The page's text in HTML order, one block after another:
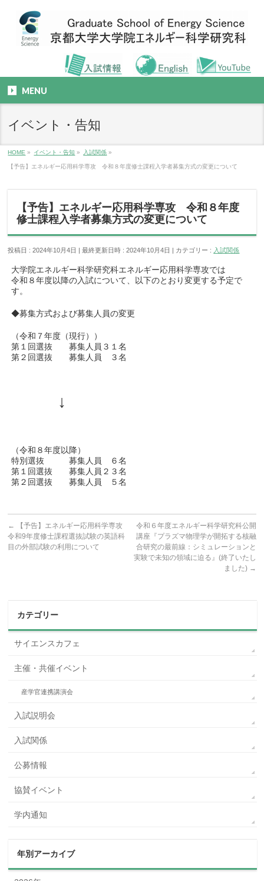
MENU
イベント・告知
HOME » イベント・告知 » 入試関係 »
【予告】エネルギー応用科学専攻 令和８年度修士課程入学者募集方式の変更について
【予告】エネルギー応用科学専攻 令和８年度
修士課程入学者募集方式の変更について
投稿日 : 2024年10月4日 最終更新日時 : 2024年10月4日 カテゴリー : 入試関係
大学院エネルギー科学研究科エネルギー応用科学専攻では
令和８年度以降の入試について、以下のとおり変更する予定で
す。
◆募集方式および募集人員の変更
（令和７年度（現行））
第１回選抜 募集人員３１名
第２回選抜 募集人員 ３名
↓
（令和８年度以降）
特別選抜 募集人員 ６名
第１回選抜 募集人員２３名
第２回選抜 募集人員 ５名
←
【予告】エネルギー応用科学専攻
令和9年度修士課程選抜試験の英語科
目の外部試験の利用について
令和６年度エネルギー科学研究科公開
講座『プラズマ物理学が開拓する核融
合研究の最前線：シミュレーションと
実験で未知の領域に迫る』(終了いたし
ました) →
カテゴリー
サイエンスカフェ
主催・共催イベント
産学官連携講演会
入試説明会
入試関係
公募情報
協賛イベント
学内通知
年別アーカイブ